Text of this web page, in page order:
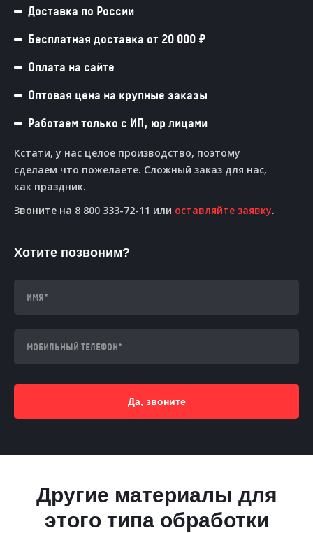
Доставка по России
Бесплатная доставка от 20 000 ₽
Оплата на сайте
Оптовая цена на крупные заказы
Работаем только с ИП, юр лицами
Кстати, у нас целое производство, поэтому
сделаем что пожелаете. Сложный заказ для нас,
как праздник.
Звоните на 8 800 333-72-11 или оставляйте заявку.
Хотите позвоним?
Да, звоните
Другие материалы для
этого типа обработки